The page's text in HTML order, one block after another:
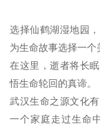
选择仙鹤湖湿地园
为生命故事选择一个
在这里，逝者将长
悟生命轮回的真谛。
武汉生命之源文化
一个家庭走过生命